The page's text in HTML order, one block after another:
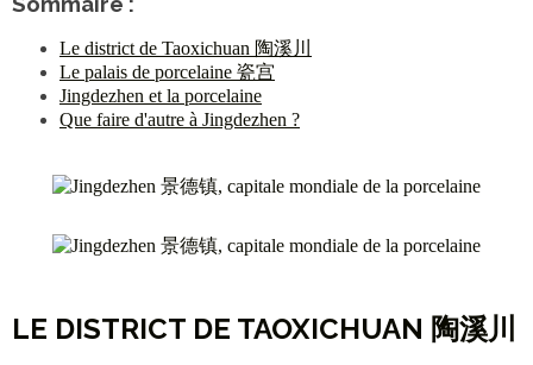
Le district de Taoxichuan 陶溪川
Le palais de porcelaine 瓷宫
Jingdezhen et la porcelaine
Que faire d'autre à Jingdezhen ?
LE DISTRICT DE TAOXICHUAN 陶溪川